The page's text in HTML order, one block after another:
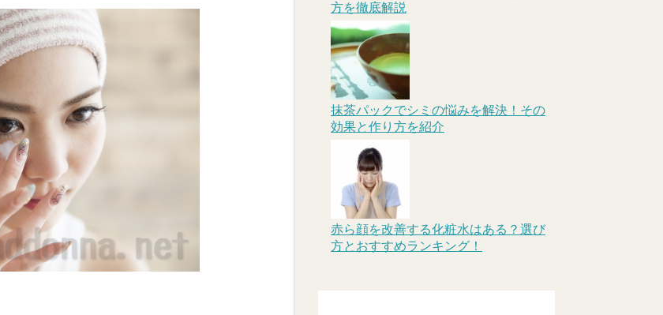
方を徹底解説
抹茶パックでシミの悩みを解決！その
効果と作り方を紹介
赤ら顔を改善する化粧水はある？選び
方とおすすめランキング！